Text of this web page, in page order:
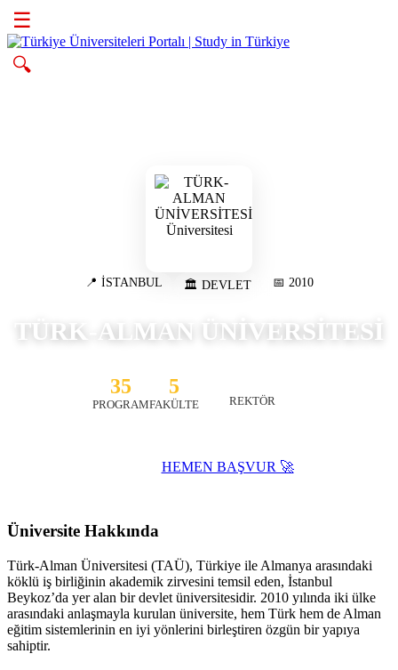
☰
🔍
📍 İSTANBUL 🏛️ DEVLET 📅 2010
TÜRK-ALMAN ÜNİVERSİTESİ
35
PROGRAM
5
FAKÜLTE REKTÖR
HEMEN BAŞVUR 🚀
Üniversite Hakkında
Türk-Alman Üniversitesi (TAÜ), Türkiye ile Almanya arasındaki
köklü iş birliğinin akademik zirvesini temsil eden, İstanbul
Beykoz’da yer alan bir devlet üniversitesidir. 2010 yılında iki ülke
arasındaki anlaşmayla kurulan üniversite, hem Türk hem de Alman
eğitim sistemlerinin en iyi yönlerini birleştiren özgün bir yapıya
sahiptir.